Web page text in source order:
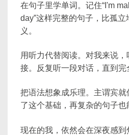
在句子里学单词。记住“I'm
day”这样完整的句子，比孤立
义。
用听力代替阅读。对我来说
接。反复听一段对话，直到完
把语法想象成乐理。主谓宾
了这个基础，再复杂的句子也
现在的我，依然会在深夜感